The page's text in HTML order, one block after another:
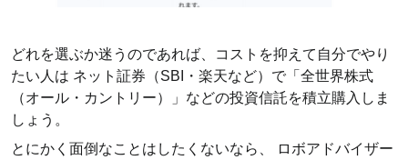
どれを選ぶか迷うのであれば、コストを抑えて自分でやり
たい人は ネット証券（SBI・楽天など）で「全世界株式
（オール・カントリー）」などの投資信託を積立購入しま
しょう。
とにかく面倒なことはしたくないなら、 ロボアドバイザー